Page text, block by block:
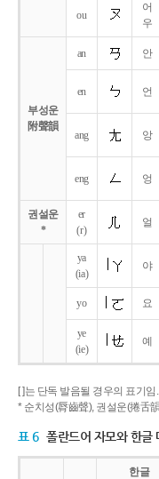
ou
어
우
부성운
附聲韻
an 안
en 언
ang 앙
eng 엉
권설운
*
er
(r)
얼
ya
(ia)
야
yo 요
ye
(ie)
예
[ ]는 단독 발음될 경우의 표기
* 순치성(脣齒聲), 권설운(捲舌
표 6 폴란드어 자모와 한글
한글